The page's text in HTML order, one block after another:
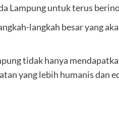
Lampung untuk terus
langkah besar yang
tidak hanya
yang lebih humanis dan